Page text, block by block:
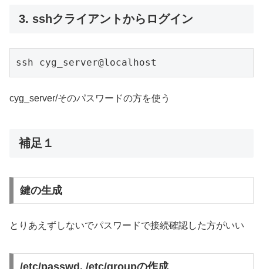
3. sshクライアントからログイン
cyg_server/そのパスワードの方を使う
補足１
鍵の生成
とりあえずしないでパスワードで接続確認した方がいい